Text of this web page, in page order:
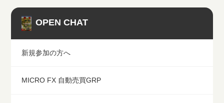
OPEN CHAT
新規参加の方へ
MICRO FX 自動売買GRP